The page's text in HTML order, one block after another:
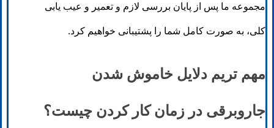
مجموعه ما پس از پایان بررسی لازم و تعمیر و عیب یابی
کلی، به صورت کامل شما را پشتیبانی خواهیم کرد.
مهم تریم دلایل خاموش شدن
جاروبرقی در زمان کار کردن چیست؟